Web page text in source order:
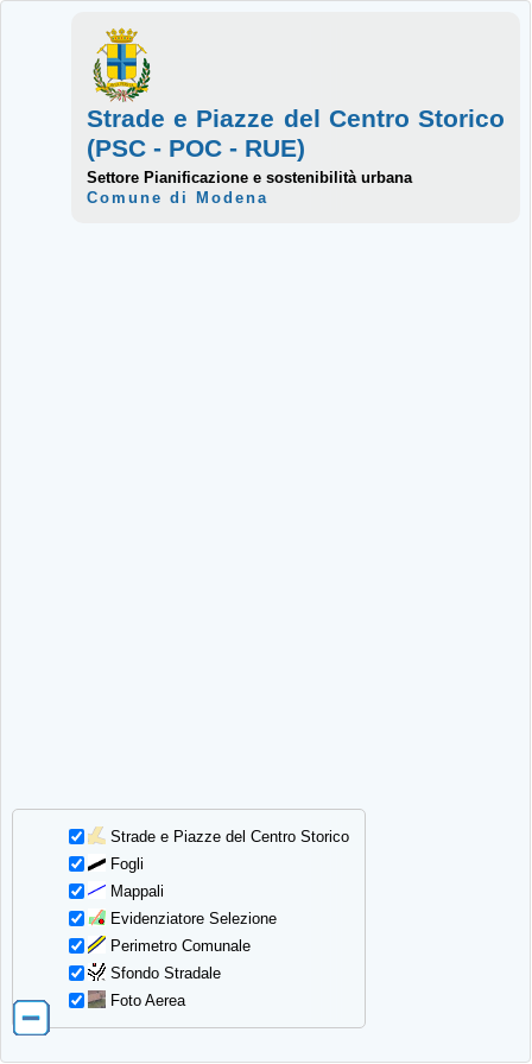
Strade e Piazze del Centro Storico
Fogli
Mappali
Evidenziatore Selezione
Perimetro Comunale
Sfondo Stradale
Foto Aerea
Strade e Piazze del Centro Storico
(PSC - POC - RUE)
Settore Pianificazione e sostenibilità urbana
Comune di Modena